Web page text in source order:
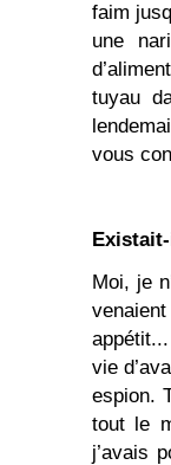
faim
une
tuyau
vous
Moi, je
vie
espion.
tout le
j’avais